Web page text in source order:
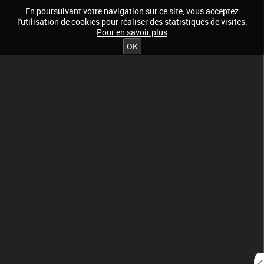
En poursuivant votre navigation sur ce site, vous acceptez
l'utilisation de cookies pour réaliser des statistiques de visites.
Pour en savoir plus
OK